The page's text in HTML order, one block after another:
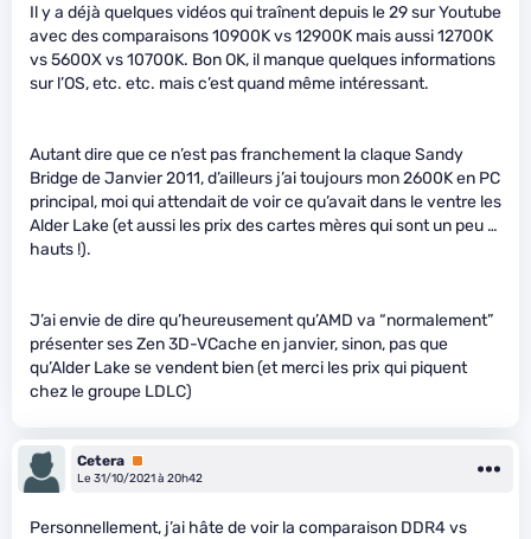
Il y a déjà quelques vidéos qui traînent depuis le 29 sur Youtube
avec des comparaisons 10900K vs 12900K mais aussi 12700K
vs 5600X vs 10700K. Bon OK, il manque quelques informations
sur l’OS, etc. etc. mais c’est quand même intéressant.
Autant dire que ce n’est pas franchement la claque Sandy
Bridge de Janvier 2011, d’ailleurs j’ai toujours mon 2600K en PC
principal, moi qui attendait de voir ce qu’avait dans le ventre les
Alder Lake (et aussi les prix des cartes mères qui sont un peu …
hauts !).
J’ai envie de dire qu’heureusement qu’AMD va “normalement”
présenter ses Zen 3D-VCache en janvier, sinon, pas que
qu’Alder Lake se vendent bien (et merci les prix qui piquent
chez le groupe LDLC)
Cetera Premium
Le 31/10/2021 à 20h42
Personnellement, j’ai hâte de voir la comparaison DDR4 vs